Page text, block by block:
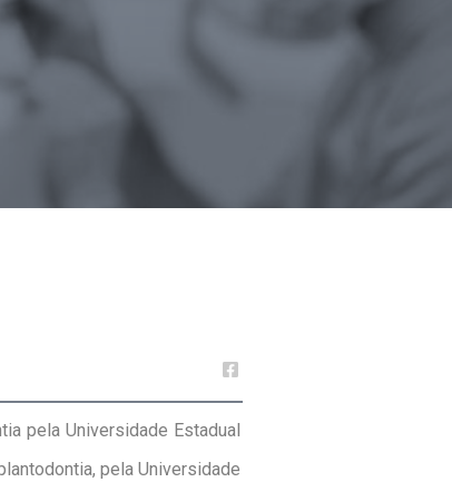
pela Universidade Estadual
pela Universidade